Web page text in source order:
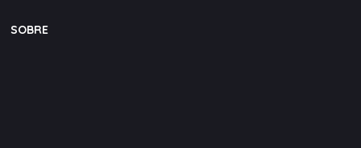
SOBRE